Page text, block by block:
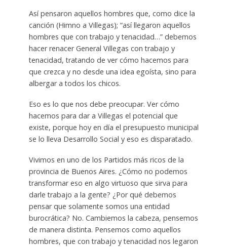
Así pensaron aquellos hombres que, como dice la
canción (Himno a Villegas); “así llegaron aquellos
hombres que con trabajo y tenacidad…” debemos
hacer renacer General Villegas con trabajo y
tenacidad, tratando de ver cómo hacemos para
que crezca y no desde una idea egoísta, sino para
albergar a todos los chicos.
Eso es lo que nos debe preocupar. Ver cómo
hacemos para dar a Villegas el potencial que
existe, porque hoy en día el presupuesto municipal
se lo lleva Desarrollo Social y eso es disparatado.
Vivimos en uno de los Partidos más ricos de la
provincia de Buenos Aires. ¿Cómo no podemos
transformar eso en algo virtuoso que sirva para
darle trabajo a la gente? ¿Por qué debemos
pensar que solamente somos una entidad
burocrática? No. Cambiemos la cabeza, pensemos
de manera distinta. Pensemos como aquellos
hombres, que con trabajo y tenacidad nos legaron